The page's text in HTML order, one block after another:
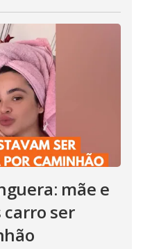
mãe e
ser